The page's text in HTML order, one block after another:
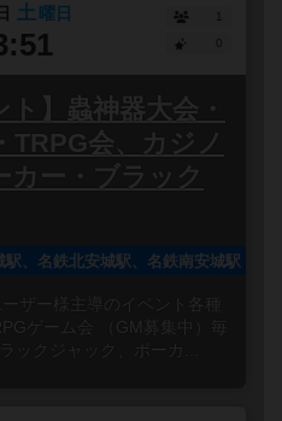
日 土 曜日
1
ト】蟲神器大会・
TRPG会、カジノ
カー・ブラック
駅、名鉄北安城駅、名鉄南安城駅
ザー様主導のイベント各種
ゲーム会 （GM募集中）毎
ックジャック、ポーカ...